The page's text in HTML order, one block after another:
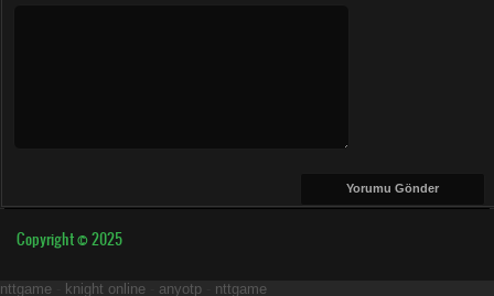
Copyright © 2025
nttgame knight online anyotp nttgame